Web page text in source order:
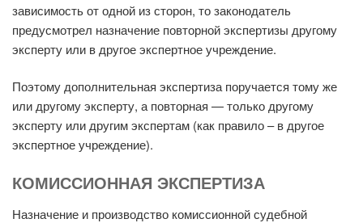
зависимость от одной из сторон, то законодатель
предусмотрел назначение повторной экспертизы другому
эксперту или в другое экспертное учреждение.
Поэтому дополнительная экспертиза поручается тому же
или другому эксперту, а повторная — только другому
эксперту или другим экспертам (как правило – в другое
экспертное учреждение).
КОМИССИОННАЯ ЭКСПЕРТИЗА
Назначение и производство комиссионной судебной